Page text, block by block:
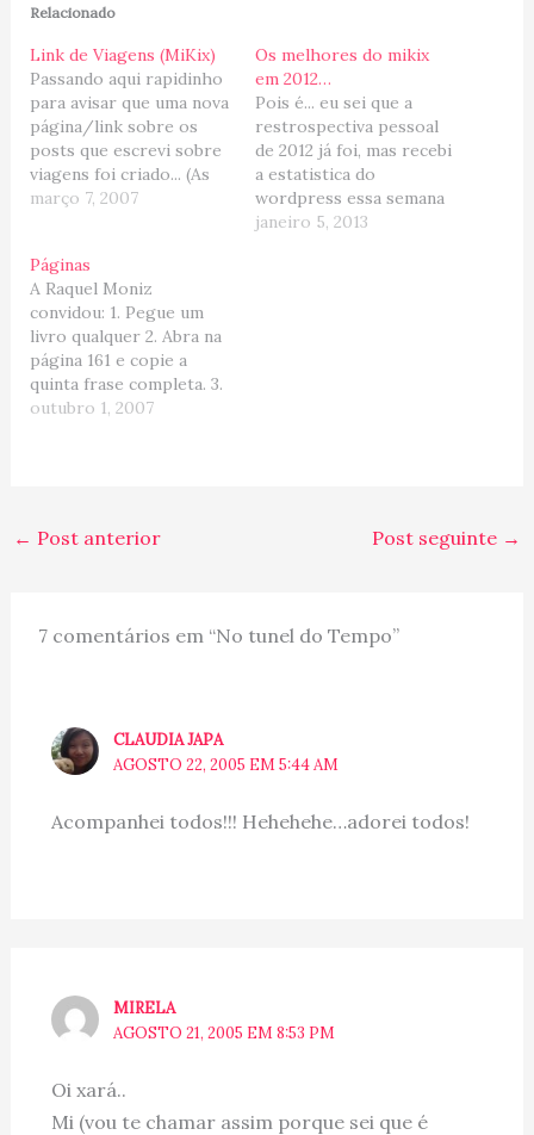
Relacionado
Link de Viagens (MiKix)
Passando aqui rapidinho
para avisar que uma nova
página/link sobre os
posts que escrevi sobre
viagens foi criado... (As
páginas são aqueles
blog). Ou se preferir...
click aqui para acessar.
março 7, 2007
Os melhores do mikix
em 2012…
Pois é... eu sei que a
restrospectiva pessoal
de 2012 já foi, mas recebi
a estatistica do
wordpress essa semana
e achei bacana dividir om
janeiro 5, 2013
Páginas
A Raquel Moniz
convidou: 1. Pegue um
livro qualquer 2. Abra na
página 161 e copie a
quinta frase completa. 3.
Poste a frase no blog,
5. Repassar pra 5 blogs
Minha…
outubro 1, 2007
← Post anterior Post seguinte →
7 comentários em “No tunel do Tempo”
CLAUDIA JAPA
AGOSTO 22, 2005 EM 5:44 AM
Acompanhei todos!!! Hehehehe…adorei todos!
MIRELA
AGOSTO 21, 2005 EM 8:53 PM
Oi xará..
Mi (vou te chamar assim porque sei que é